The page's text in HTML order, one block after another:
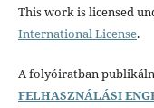
This work is licensed
International License.
A folyóiratban
FELHASZNÁLÁSI